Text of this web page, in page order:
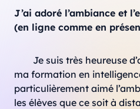
J’ai adoré l’ambiance et
(en ligne comme en
Je suis très heureuse
ma formation en
particulièrement aimé
les élèves que ce soit à